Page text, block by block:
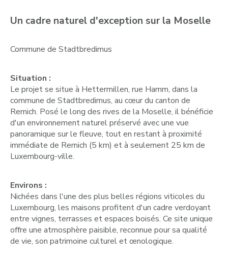
Un cadre naturel d'exception sur la Moselle
Commune de Stadtbredimus
Situation :
Le projet se situe à Hettermillen, rue Hamm, dans la
commune de Stadtbredimus, au cœur du canton de
Remich. Posé le long des rives de la Moselle, il bénéficie
d'un environnement naturel préservé avec une vue
panoramique sur le fleuve, tout en restant à proximité
immédiate de Remich (5 km) et à seulement 25 km de
Luxembourg-ville.
Environs :
Nichées dans l'une des plus belles régions viticoles du
Luxembourg, les maisons profitent d'un cadre verdoyant
entre vignes, terrasses et espaces boisés. Ce site unique
offre une atmosphère paisible, reconnue pour sa qualité
de vie, son patrimoine culturel et œnologique.